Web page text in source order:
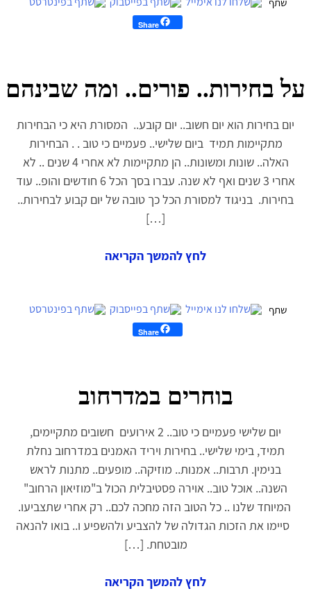
Share
על בחירות.. פורים.. ומה שבינהם
יום בחירות הוא יום חשוב.. יום קובע.. המסורת היא כי הבחירות
מתקיימות תמיד ביום שלישי.. פעמיים כי טוב . . הבחירות
האלה.. שונות ומשונות.. הן מתקיימות לא אחרי 4 שנים .. לא
אחרי 3 שנים ואף לא שנה. עברו בסך הכל 6 חודשים והופ.. עוד
בחירות. בניגוד למסורת הכל כך טובה של יום קבוע לבחירות..
[…]
לחץ להמשך הקריאה
Share
בוחרים במדרחוב
יום שלישי פעמיים כי טוב.. 2 אירועים חשובים מתקיימים,
תמיד, בימי שלישי.. בחירות ויריד האמנים במדרחוב נחלת
בנימין. תרבות.. אמנות.. מוזיקה.. מופעים.. מתנות לראש
השנה.. אוכל טוב.. אוירה פסטיבלית הכול ב"מוזיאון הרחוב"
המיוחד שלנו .. כל הטוב הזה מחכה לכם.. רק אחרי שתצביעו.
סיימו את הזכות הגדולה של להצביע ולהשפיע ו.. בואו להנאה
מובטחת. […]
לחץ להמשך הקריאה